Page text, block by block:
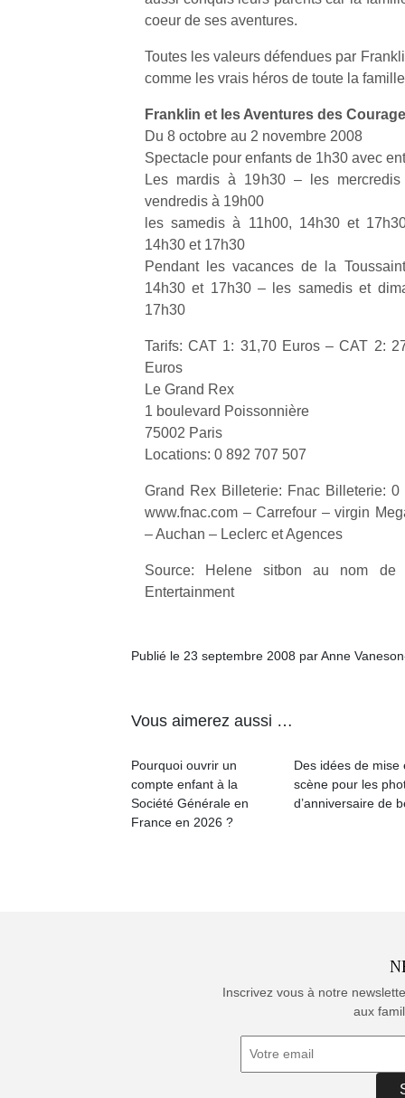
coeur de ses aventures.
Toutes les valeurs défendues par
comme les vrais héros de toute la
Franklin et les Aventures des
Du 8 octobre au 2 novembre 2008
Spectacle pour enfants de 1h30 avec
Les mardis à 19h30 – les
vendredis à 19h00
les samedis à 11h00, 14h30 et
14h30 et 17h30
Pendant les vacances de la
14h30 et 17h30 – les samedis et
17h30
Tarifs: CAT 1: 31,70 Euros – CAT 2:
Euros
Le Grand Rex
1 boulevard Poissonnière
75002 Paris
Locations: 0 892 707 507
Grand Rex Billeterie: Fnac Billeterie:
www.fnac.com – Carrefour – virgin
– Auchan – Leclerc et Agences
Source: Helene sitbon au nom de
Entertainment
Publié le 23 septembre 2008 par Anne
Vous aimerez aussi …
Pourquoi ouvrir un
compte enfant à la
Société Générale en
France en 2026 ?
Des idées de mise
scène pour les
d’anniversaire de
physique
apprentissage…
Inscrivez vous à notre
aux